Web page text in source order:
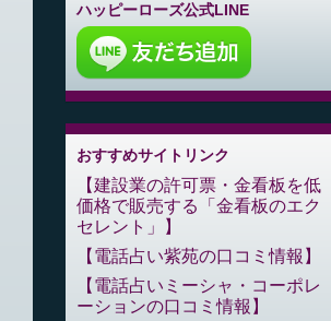
ハッピーローズ公式LINE
おすすめサイトリンク
建設業の許可票・金看板を低
価格で販売する「金看板のエク
セレント」
電話占い紫苑の口コミ情報
電話占いミーシャ・コーポレ
ーションの口コミ情報